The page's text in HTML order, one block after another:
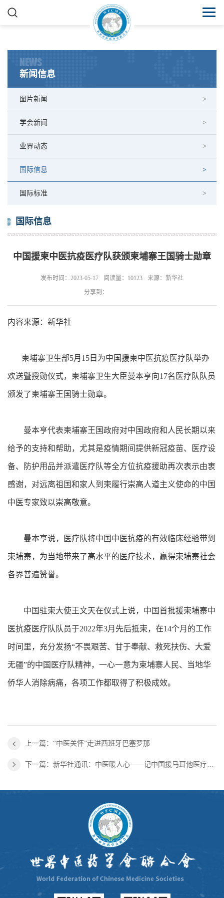
NEWS
新闻信息
图片新闻
学会新闻
业界动态
国际信息
国际标准
国际信息
中国援柬中医抗疫医疗队获颁柬埔寨王国骑士勋章
发布时间：2023-05-17 阅读量：10123
来源：新华社
分享到：
内容来源：新华社
柬埔寨卫生部5月15日为中国援柬中医抗疫医疗队举办
欢送暨授勋仪式，柬埔寨卫生大臣曼本亨向17名医疗队队员
颁发了柬埔寨王国骑士勋章。
曼本亨代表柬埔寨王国政府对中国政府和人民长期以来
给予的支持和帮助，尤其是疫情期间提供新冠疫苗、医疗设
备、防护用品并派遣医疗队等全方位抗疫援助再次表示由衷
感谢，对远离祖国和家人到柬履行崇高人道主义使命的中国
中医专家致以崇高敬意。
曼本亨说，医疗队将中国中医抗疫的有效临床经验带到
柬埔寨，为当地带来了高水平的医疗技术，赢得柬埔寨社会
各界普遍赞誉。
中国驻柬大使王文天在仪式上说，中国首批援柬埔寨中
医抗疫医疗队队员于2022年3月先后抵柬，在14个月的工作
时间里，充分发扬“不畏艰苦、甘于奉献、救死扶伤、大爱
无疆”的中国医疗队精神，一心一意为柬埔寨人民、当地华
侨华人消除病痛，各项工作都取得了积极成效。
上一篇：“中医关怀”走进西班牙巴塞罗那